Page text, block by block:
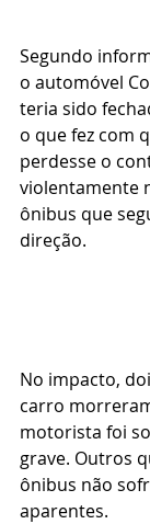
Segundo
o automóvel
teria sido
o que fez com
perdesse o
violentamente
ônibus que
direção.
No impacto,
carro
motorista foi
grave. Outros
ônibus não
aparentes.